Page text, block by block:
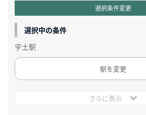
選択条件変更
選択中の条件
宇土駅
駅を変更
さらに表示